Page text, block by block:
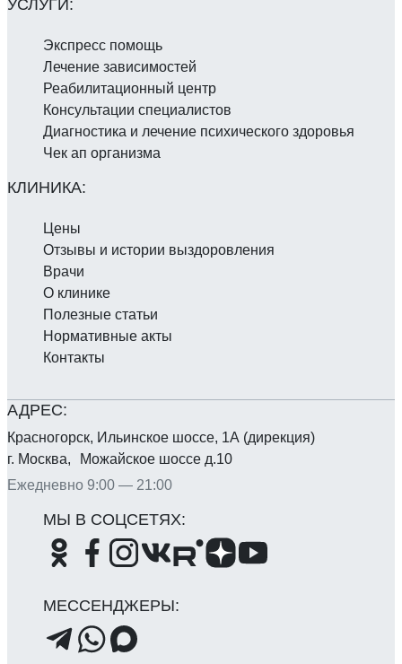
Красногорск, Ильинское шоссе, 1А (дирекция)
г. Москва, Можайское шоссе д.10
Ежедневно 9:00 — 21:00
Экспресс помощь
Лечение зависимостей
Реабилитаци­онный центр
Консультации специалистов
Диагностика и лечение психического здоровья
Чек ап организма
Цены
Отзывы и истории выздоровления
Врачи
О клинике
Полезные статьи
Нормативные акты
Контакты